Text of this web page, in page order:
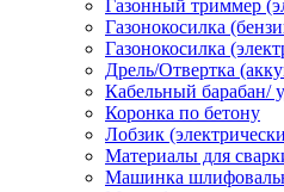
Газонный триммер
Газонокосилка
Газонокосилка
Дрель/Отвертка
Кабельный барабан/
Коронка по бетону
Лобзик
Материалы для
Машинка